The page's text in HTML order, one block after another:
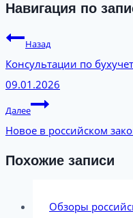
Навигация по
Назад
Консультации по
09.01.2026
Далее
Новое в российском
Похожие записи
Обзоры